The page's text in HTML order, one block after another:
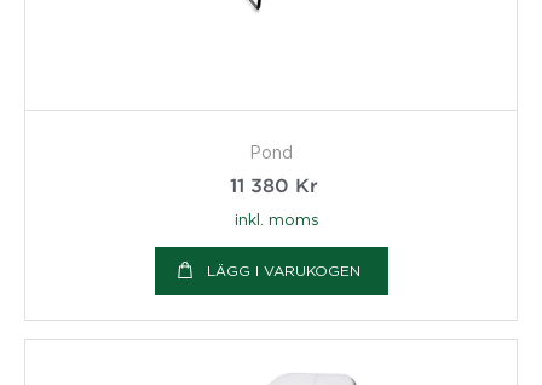
Pond
11 380 Kr
inkl. moms
LÄGG I VARUKOGEN